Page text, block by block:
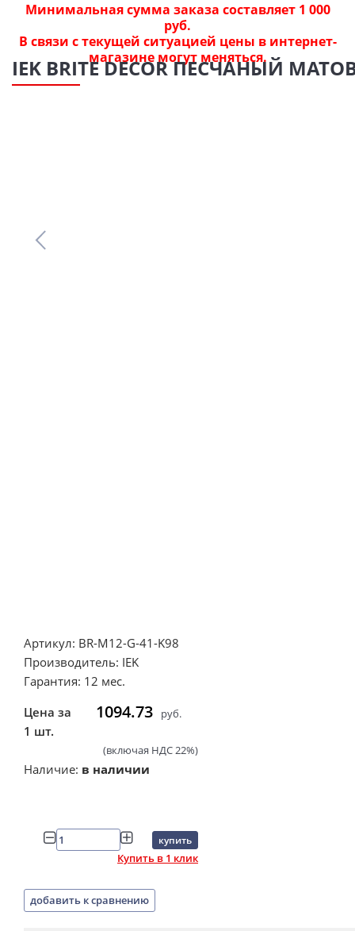
Минимальная сумма заказа составляет 1 000
руб.
В связи с текущей ситуацией цены в интернет-
магазине могут меняться.
IEK BRITE DECOR ПЕСЧАНЫЙ
Артикул: BR-M12-G-41-K98
Производитель: IEK
Гарантия: 12 мес.
Цена за
1 шт.
1094.73 руб.
(включая НДС 22%)
Наличие: в наличии
купить
Купить в 1 клик
добавить к сравнению